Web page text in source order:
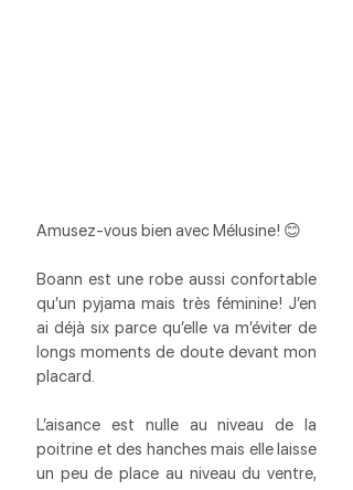
Amusez-vous bien avec Mélusine! 😊
Boann est une robe aussi confortable
qu’un pyjama mais très féminine! J’en
ai déjà six parce qu’elle va m’éviter de
longs moments de doute devant mon
placard.
L’aisance est nulle au niveau de la
poitrine et des hanches mais elle laisse
un peu de place au niveau du ventre,